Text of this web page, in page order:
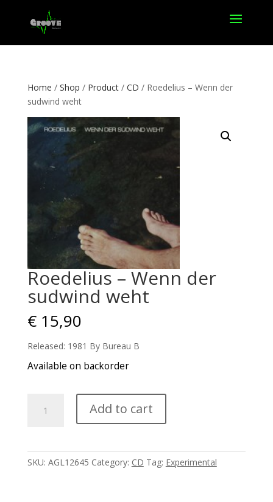
Home / Shop / Product/ CD / Roedelius – Wenn der
sudwind weht
Roedelius – Wenn der
sudwind weht
€15,90
Released: 1981 By Bureau B
Available on backorder
Add to cart
SKU: AGL12645 Category: CD Tag: Experimental